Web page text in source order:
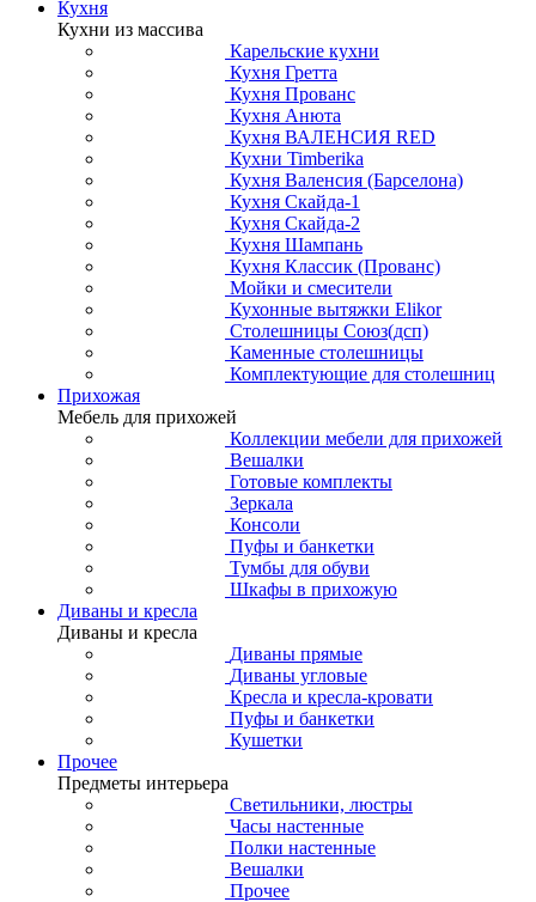
Кухня
Кухни из массива
Карельские кухни
Кухня Гретта
Кухня Прованс
Кухня Анюта
Кухня ВАЛЕНСИЯ RED
Кухни Timberika
Кухня Валенсия (Барселона)
Кухня Скайда-1
Кухня Скайда-2
Кухня Шампань
Кухня Классик (Прованс)
Мойки и смесители
Кухонные вытяжки Elikor
Столешницы Союз(дсп)
Каменные столешницы
Комплектующие для столешниц
Прихожая
Мебель для прихожей
Коллекции мебели для прихожей
Вешалки
Готовые комплекты
Зеркала
Консоли
Пуфы и банкетки
Тумбы для обуви
Шкафы в прихожую
Диваны и кресла
Диваны и кресла
Диваны прямые
Диваны угловые
Кресла и кресла-кровати
Пуфы и банкетки
Кушетки
Прочее
Предметы интерьера
Светильники, люстры
Часы настенные
Полки настенные
Вешалки
Прочее